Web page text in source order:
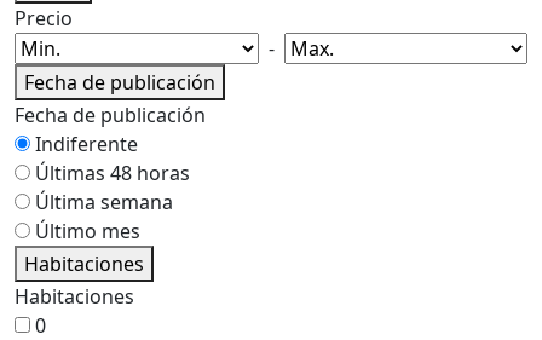
Precio
-
Fecha de publicación
Fecha de publicación
Indiferente
Últimas 48 horas
Última semana
Último mes
Habitaciones
Habitaciones
0